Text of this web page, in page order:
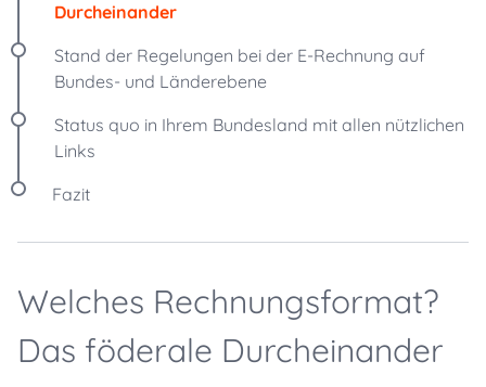
Durcheinander
Stand der Regelungen bei der E-Rechnung auf
Bundes- und Länderebene
Status quo in Ihrem Bundesland mit allen nützlichen
Links
Fazit
Welches Rechnungsformat?
Das föderale Durcheinander